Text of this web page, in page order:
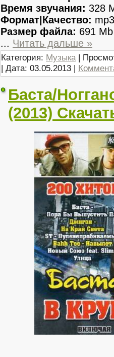
Время звучания: 328
Формат|Качество:
Размер файла: 691 Mb
... Читать дальше »
Категория: Музыка |
| Дата: 03.05.2013 |
Баста/
(2013)